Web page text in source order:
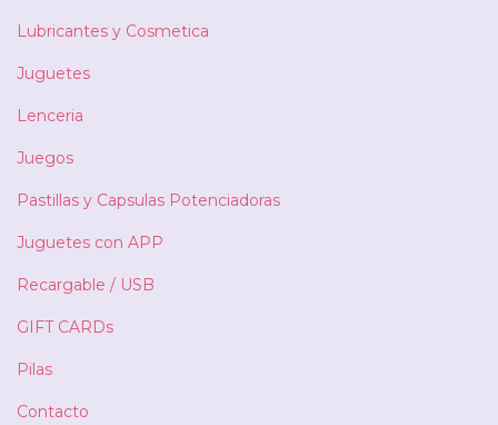
Lubricantes y Cosmetica
Juguetes
Lenceria
Juegos
Pastillas y Capsulas Potenciadoras
Juguetes con APP
Recargable / USB
GIFT CARDs
Pilas
Contacto